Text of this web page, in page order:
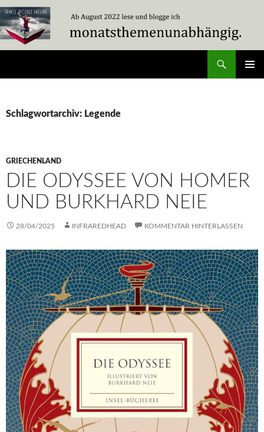
Zum
Inhalt
springen
Schlagwortarchiv: Legende
GRIECHENLAND
DIE ODYSSEE VON HOMER
UND BURKHARD NEIE
28/04/2025 INFRAREDHEAD KOMMENTAR HINTERLASSEN